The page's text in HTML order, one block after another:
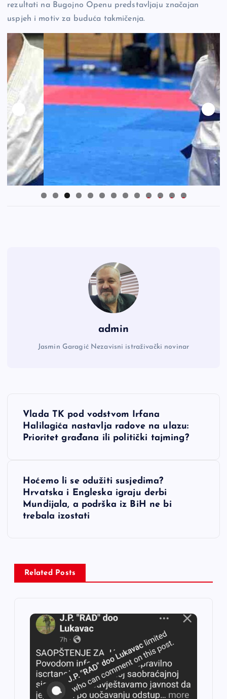
rezultati na Bugojno Openu predstavljaju značajan
uspjeh i motiv za buduća takmičenja.
0 1 2 3
admin
Jasmin Garagić Nezavisni istraživački novinar
NVlada TK pod vodstvom Irfana
Halilagića nastavlja radove na ulazu:
Prioritet građana ili politički tajming?
Hoćemo li se odužiti susjedima?
Hrvatska i Engleska igraju derbi
Mundijala, a podrška iz BiH ne bi
trebala izostati
Related Posts